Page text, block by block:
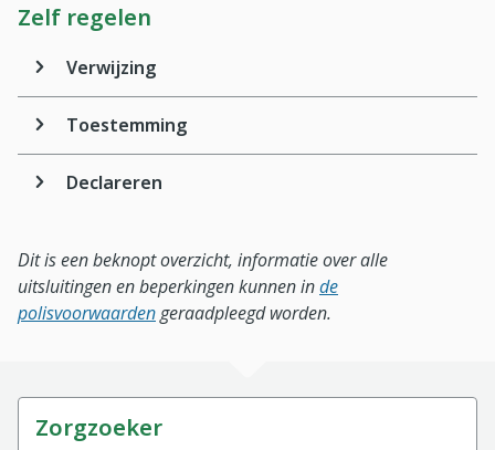
Zelf regelen
Verwijzing
Toestemming
Declareren
Dit is een beknopt overzicht, informatie over alle
uitsluitingen en beperkingen kunnen inde
polisvoorwaardengeraadpleegd worden.
Zorgzoeker